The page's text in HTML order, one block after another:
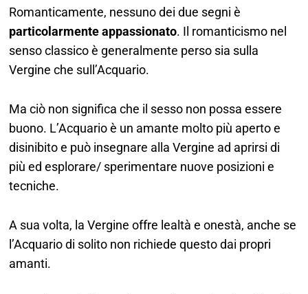
Romanticamente, nessuno dei due segni è
particolarmente appassionato. Il romanticismo nel
senso classico è generalmente perso sia sulla
Vergine che sull’Acquario.
Ma ciò non significa che il sesso non possa essere
buono. L’Acquario è un amante molto più aperto e
disinibito e può insegnare alla Vergine ad aprirsi di
più ed esplorare/ sperimentare nuove posizioni e
tecniche.
A sua volta, la Vergine offre lealtà e onestà, anche se
l’Acquario di solito non richiede questo dai propri
amanti.